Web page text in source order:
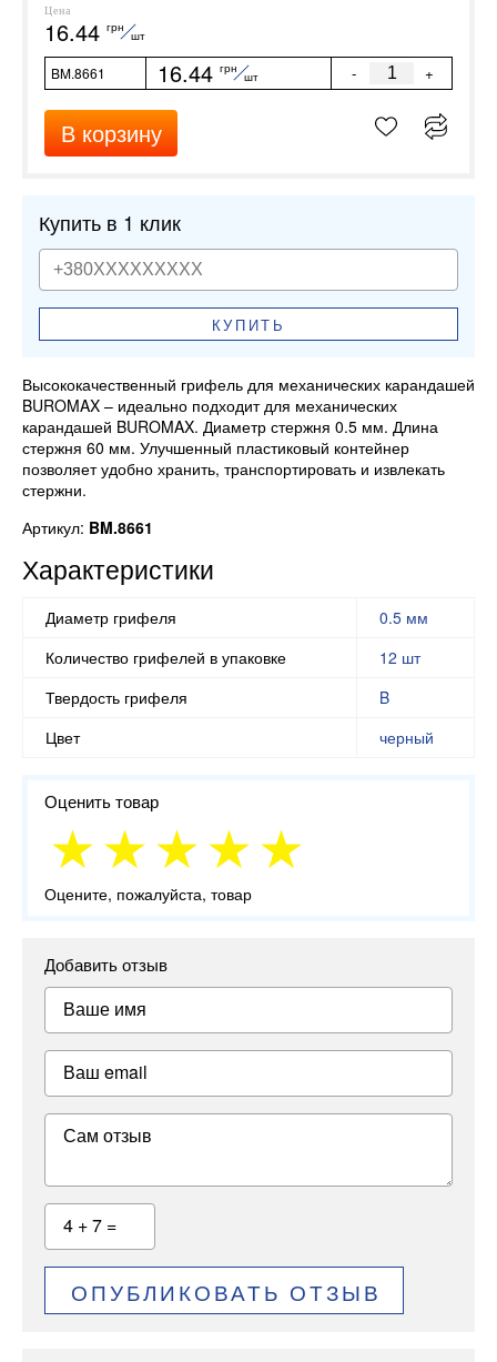
Цена
16.44 грн
шт
BM.8661 16.44 грн
шт - +
В корзину
Купить в 1 клик
КУПИТЬ
Высококачественный грифель для механических карандашей
BUROMAX – идеально подходит для механических
карандашей BUROMAX. Диаметр стержня 0.5 мм. Длина
стержня 60 мм. Улучшенный пластиковый контейнер
позволяет удобно хранить, транспортировать и извлекать
стержни.
Артикул: BM.8661
Характеристики
Диаметр грифеля
0.5 мм
Количество грифелей в упаковке
12 шт
Твердость грифеля
B
Цвет
черный
Оценить товар
Оцените, пожалуйста, товар
Добавить отзыв
Ваше имя
Ваш email
Сам отзыв
4 + 7 =
ОПУБЛИКОВАТЬ ОТЗЫВ